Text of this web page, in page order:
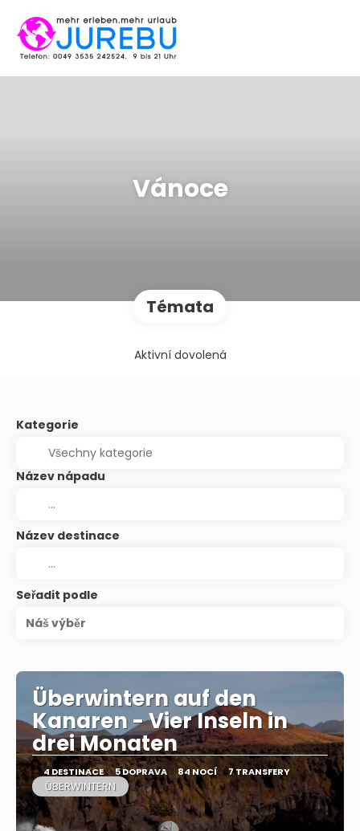
Vánoce
Témata
Aktivní dovolená
Kategorie
Název nápadu
Název destinace
Seřadit podle
Náš výběr
Überwintern auf den
Kanaren - Vier Inseln in
drei Monaten
4 DESTINACE 5 DOPRAVA 84 NOCÍ 7 TRANSFERY
ÜBERWINTERN